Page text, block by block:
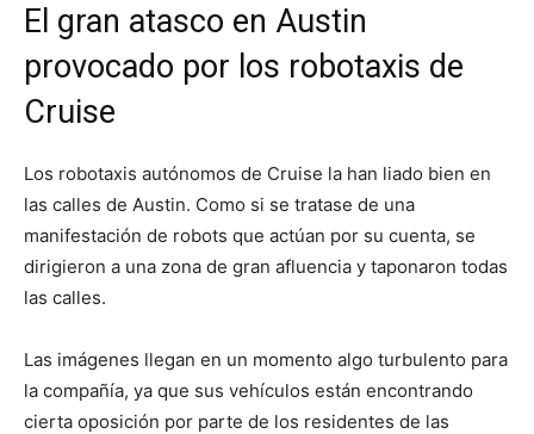
El gran atasco en Austin
provocado por los robotaxis de
Cruise
Los robotaxis autónomos de Cruise la han liado bien en
las calles de Austin. Como si se tratase de una
manifestación de robots que actúan por su cuenta, se
dirigieron a una zona de gran afluencia y taponaron todas
las calles.
Las imágenes llegan en un momento algo turbulento para
la compañía, ya que sus vehículos están encontrando
cierta oposición por parte de los residentes de las